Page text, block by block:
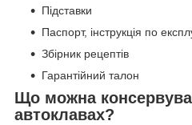
Підставки
Паспорт, інструкція по
Збірник рецептів
Гарантійний талон
Що можна
автоклавах?